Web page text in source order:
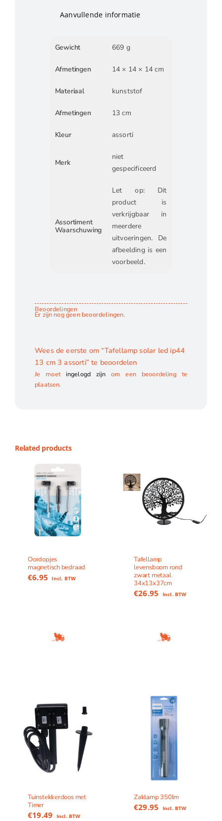
Aanvullende informatie
Gewicht 669 g
Afmetingen 14 × 14 × 14 cm
Materiaal kunststof
Afmetingen 13 cm
Kleur assorti
Merk
niet
gespecificeerd
Assortiment
Waarschuwing
Let op: Dit
product is
verkrijgbaar in
meerdere
uitvoeringen. De
afbeelding is een
voorbeeld.
Beoordelingen
Er zijn nog geen beoordelingen.
Wees de eerste om “Tafellamp solar led ip44
13 cm 3 assorti” te beoordelen
Je moet ingelogd zijn om een beoordeling te
plaatsen.
Related products
Oordopjes
magnetisch bedraad
€6.95 Incl. BTW
Tafellamp
levensboom rond
zwart metaal
34x13x37cm
€26.95 Incl. BTW
Tuinstekkerdoos met
Timer
€19.49 Incl. BTW
Zaklamp 350lm
€29.95 Incl. BTW